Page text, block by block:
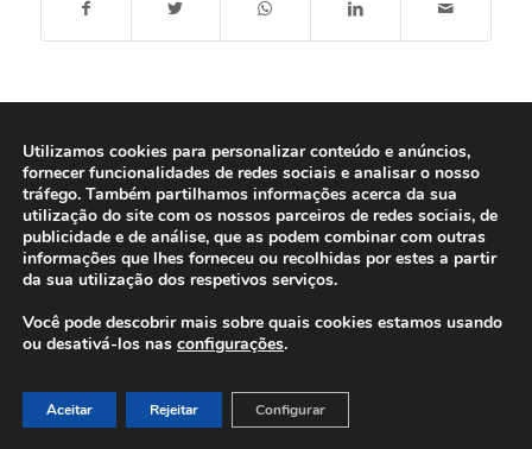
© 2016-2026 - Gonti Contabilidade e Gestão -
Utilizamos cookies para personalizar conteúdo e anúncios,
fornecer funcionalidades de redes sociais e analisar o nosso
tráfego. Também partilhamos informações acerca da sua
utilização do site com os nossos parceiros de redes sociais, de
publicidade e de análise, que as podem combinar com outras
informações que lhes forneceu ou recolhidas por estes a partir
da sua utilização dos respetivos serviços.
Você pode descobrir mais sobre quais cookies estamos usando
ou desativá-los nas configurações.
Aceitar Rejeitar Configurar